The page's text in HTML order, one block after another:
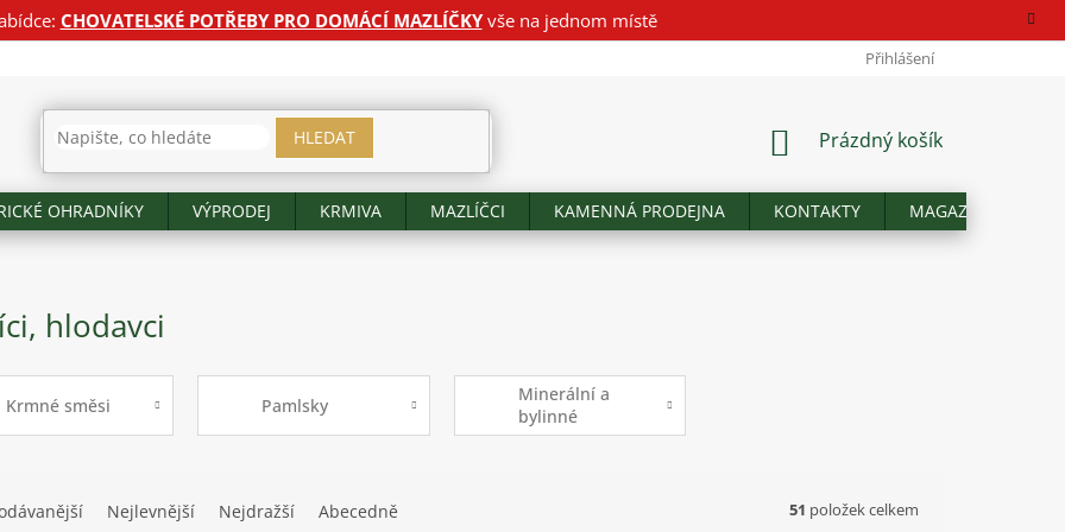
CHOVATELSKÉ POTŘEBY PRO DOMÁCÍ MAZLÍČKYvše na jednom místě
Přihlášení
HLEDAT
NÁKUPNÍ
Prázdný košík
OHRADNÍKY VÝPRODEJ KRMIVA MAZLÍČCI KAMENNÁ PRODEJNA KONTAKTY MAGAZÍN
hlodavci
Krmné směsi Pamlsky
Minerální a
bylinné
doplňky
Nejlevnější Nejdražší Abecedně 51 položek celkem